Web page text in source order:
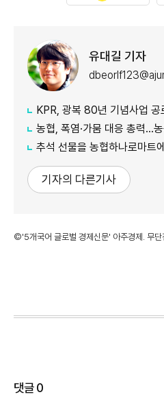
유대길 기자
KPR, 광복 80년 기념사업 공
농협, 폭염·가뭄 대응 총력...농축산
추석 선물을 농협하나로마트에서
기자의 다른기사
©'5개국어 글로벌 경제신문' 아주경제. 무단
댓글0